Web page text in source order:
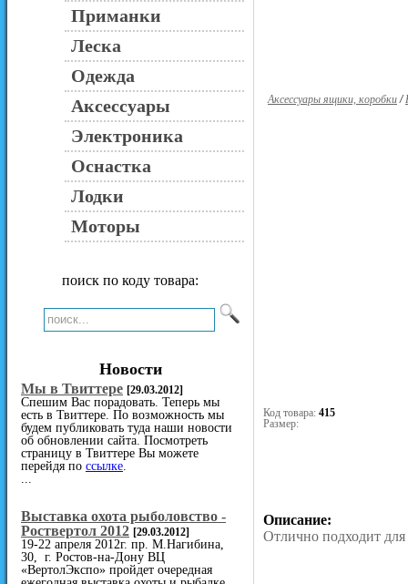
Приманки
Леска
Одежда
Аксессуары
Электроника
Оснастка
Лодки
Моторы
поиск по коду товара:
Новости
Мы в Твиттере [29.03.2012]
Спешим Вас порадовать. Теперь мы
есть в Твиттере. По возможность мы
будем публиковать туда наши новости
об обновлении сайта. Посмотреть
страницу в Твиттере Вы можете
перейдя по ссылке
Выставка охота рыболовство -
Роствертол 2012 [29.03.2012]
19-22 апреля 2012г. пр. М.Нагибина,
30, г. Ростов-на-Дону ВЦ
«ВертолЭкспо» пройдет очередная
Аксессуары ящики, коробки/
Код товара: 415
Размер:
Описание:
Отлично подходит